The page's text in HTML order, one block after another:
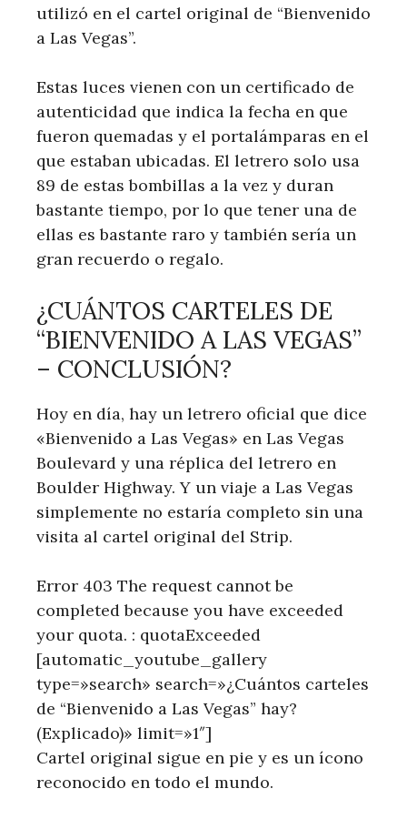
utilizó en el cartel original de “Bienvenido
a Las Vegas”.
Estas luces vienen con un certificado de
autenticidad que indica la fecha en que
fueron quemadas y el portalámparas en el
que estaban ubicadas. El letrero solo usa
89 de estas bombillas a la vez y duran
bastante tiempo, por lo que tener una de
ellas es bastante raro y también sería un
gran recuerdo o regalo.
¿CUÁNTOS CARTELES DE
“BIENVENIDO A LAS VEGAS”
– CONCLUSIÓN?
Hoy en día, hay un letrero oficial que dice
«Bienvenido a Las Vegas» en Las Vegas
Boulevard y una réplica del letrero en
Boulder Highway. Y un viaje a Las Vegas
simplemente no estaría completo sin una
visita al cartel original del Strip.
Error 403 The request cannot be
completed because you have exceeded
your quota. : quotaExceeded
[automatic_youtube_gallery
type=»search» search=»¿Cuántos carteles
de “Bienvenido a Las Vegas” hay?
(Explicado)» limit=»1″]
Cartel original sigue en pie ‌y es ⁤un ícono
reconocido en todo el mundo.